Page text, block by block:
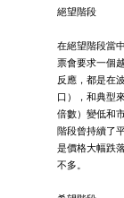
絕望階段
在絕望階段當
票會要求一個
反應，都是在
口），和典型
倍數）變低和
階段曾持續了
是價格大幅跌
不多。